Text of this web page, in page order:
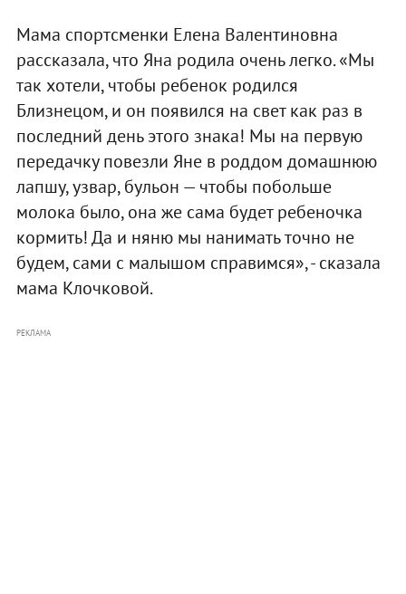
Мама спортсменки Елена Валентиновна
рассказала, что Яна родила очень легко. «Мы
так хотели, чтобы ребенок родился
Близнецом, и он появился на свет как раз в
последний день этого знака! Мы на первую
передачку повезли Яне в роддом домашнюю
лапшу, узвар, бульон — чтобы побольше
молока было, она же сама будет ребеночка
кормить! Да и няню мы нанимать точно не
будем, сами с малышом справимся», - сказала
мама Клочковой.
РЕКЛАМА